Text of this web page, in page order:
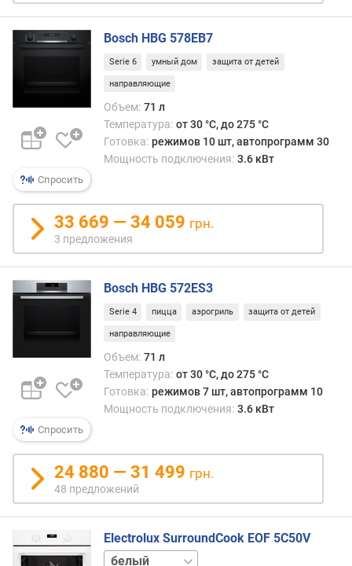
р
ы
а
с
с
н
е
р
г
о
п
о
т
б
л
н
и
м
о
щ
н
о
с
т
Спросить
Bosch HBG 578EB7
Serie 6 умный дом защита от детей
направляющие
Объем: 71 л
Температура: от 30 °C, до 275 °C
Готовка: режимов 10 шт, автопрограмм 30
Мощность подключения: 3.6 кВт
33 669 — 34 059 грн.
3 предложения
Спросить
Bosch HBG 572ES3
Serie 4 пицца аэрогриль защита от детей
направляющие
Объем: 71 л
Температура: от 30 °C, до 275 °C
Готовка: режимов 7 шт, автопрограмм 10
Мощность подключения: 3.6 кВт
24 880 — 31 499 грн.
48 предложений
Electrolux SurroundCook EOF 5C50V
черный